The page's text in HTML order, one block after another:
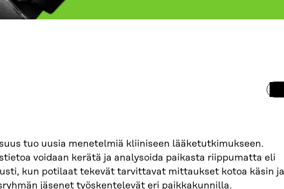
tuo uusia menetelmiä kliiniseen lääketutkimukseen.
voidaan kerätä ja analysoida paikasta riippumatta eli
kun potilaat tekevät tarvittavat mittaukset kotoa käsin ja
jäsenet työskentelevät eri paikkakunnilla.